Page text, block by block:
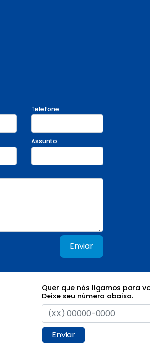
Telefone
Assunto
Enviar
Quer que nós ligamos para
Deixe seu número abaixo.
Enviar